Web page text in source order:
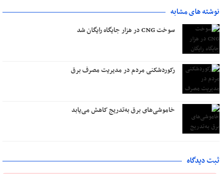
نوشته های مشابه
سوخت CNG در هزار جایگاه رایگان شد
رکوردشکنی مردم در مدیریت مصرف برق
خاموشی‌های برق به‌تدریج کاهش می‌یابد
ثبت دیدگاه